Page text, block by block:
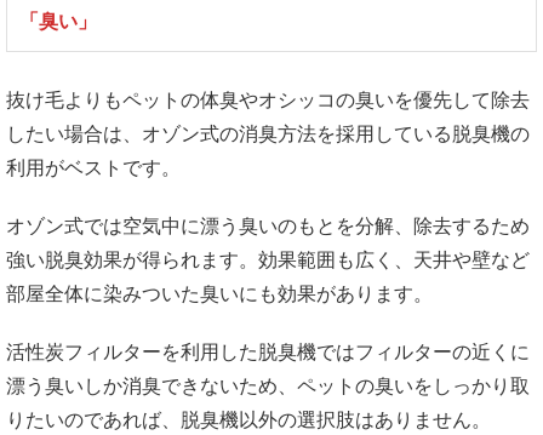
「臭い」
抜け毛よりもペットの体臭やオシッコの臭いを優先して除去
したい場合は、オゾン式の消臭方法を採用している脱臭機の
利用がベストです。
オゾン式では空気中に漂う臭いのもとを分解、除去するため
強い脱臭効果が得られます。効果範囲も広く、天井や壁など
部屋全体に染みついた臭いにも効果があります。
活性炭フィルターを利用した脱臭機ではフィルターの近くに
漂う臭いしか消臭できないため、ペットの臭いをしっかり取
りたいのであれば、脱臭機以外の選択肢はありません。